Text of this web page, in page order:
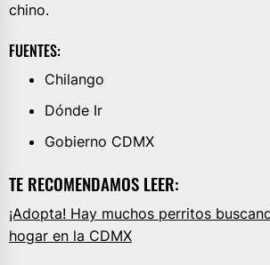
chino.
FUENTES:
Chilango
Dónde Ir
Gobierno CDMX
TE RECOMENDAMOS LEER:
¡Adopta! Hay muchos perritos
hogar en la CDMX